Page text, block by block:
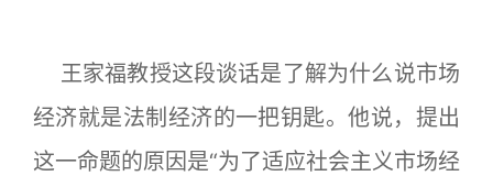
王家福教授这段谈话是了解为什么说市场
经济就是法制经济的一把钥匙。他说，提出
这一命题的原因是“为了适应社会主义市场经